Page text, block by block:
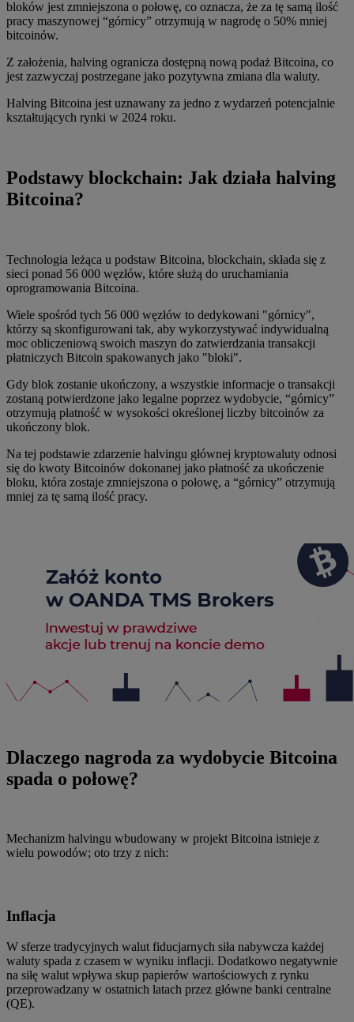
bloków jest zmniejszona o połowę, co oznacza, że za tę samą ilość
pracy maszynowej “górnicy” otrzymują w nagrodę o 50% mniej
bitcoinów.
Z założenia, halving ogranicza dostępną nową podaż Bitcoina, co
jest zazwyczaj postrzegane jako pozytywna zmiana dla waluty.
Halving Bitcoina jest uznawany za jedno z wydarzeń potencjalnie
kształtujących rynki w 2024 roku.
Podstawy blockchain: Jak działa halving
Bitcoina?
Technologia leżąca u podstaw Bitcoina, blockchain, składa się z
sieci ponad 56 000 węzłów, które służą do uruchamiania
oprogramowania Bitcoina.
Wiele spośród tych 56 000 węzłów to dedykowani "górnicy",
którzy są skonfigurowani tak, aby wykorzystywać indywidualną
moc obliczeniową swoich maszyn do zatwierdzania transakcji
płatniczych Bitcoin spakowanych jako "bloki".
Gdy blok zostanie ukończony, a wszystkie informacje o transakcji
zostaną potwierdzone jako legalne poprzez wydobycie, “górnicy”
otrzymują płatność w wysokości określonej liczby bitcoinów za
ukończony blok.
Na tej podstawie zdarzenie halvingu głównej kryptowaluty odnosi
się do kwoty Bitcoinów dokonanej jako płatność za ukończenie
bloku, która zostaje zmniejszona o połowę, a “górnicy” otrzymują
mniej za tę samą ilość pracy.
Dlaczego nagroda za wydobycie Bitcoina
spada o połowę?
Mechanizm halvingu wbudowany w projekt Bitcoina istnieje z
wielu powodów; oto trzy z nich:
Inflacja
W sferze tradycyjnych walut fiducjarnych siła nabywcza każdej
waluty spada z czasem w wyniku inflacji. Dodatkowo negatywnie
na siłę walut wpływa skup papierów wartościowych z rynku
przeprowadzany w ostatnich latach przez główne banki centralne
(QE).